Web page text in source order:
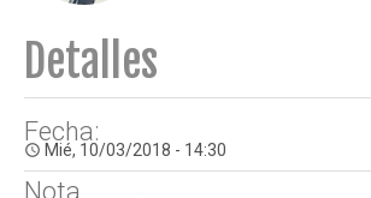
Detalles
Fecha:
access_time Mié, 10/03/2018 - 14:30
Nota